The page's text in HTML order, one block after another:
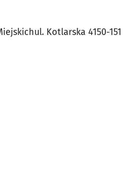
Kotlarska 4150-151